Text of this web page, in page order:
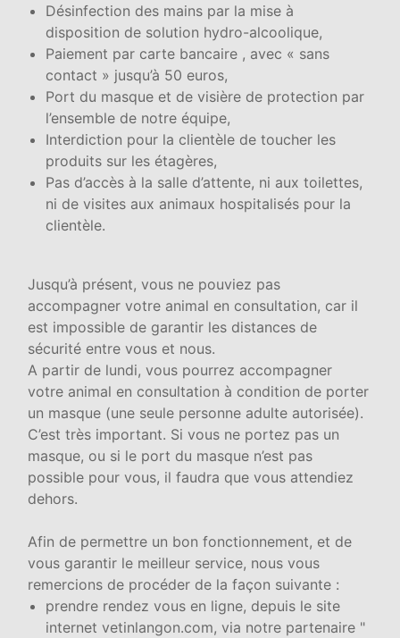
Désinfection des mains par la mise à
disposition de solution hydro-alcoolique,
Paiement par carte bancaire , avec « sans
contact » jusqu’à 50 euros,
Port du masque et de visière de protection par
l’ensemble de notre équipe,
Interdiction pour la clientèle de toucher les
produits sur les étagères,
Pas d’accès à la salle d’attente, ni aux toilettes,
ni de visites aux animaux hospitalisés pour la
clientèle.
Jusqu’à présent, vous ne pouviez pas
accompagner votre animal en consultation, car il
est impossible de garantir les distances de
sécurité entre vous et nous.
A partir de lundi, vous pourrez accompagner
votre animal en consultation à condition de porter
un masque (une seule personne adulte autorisée).
C’est très important. Si vous ne portez pas un
masque, ou si le port du masque n’est pas
possible pour vous, il faudra que vous attendiez
dehors.
Afin de permettre un bon fonctionnement, et de
vous garantir le meilleur service, nous vous
remercions de procéder de la façon suivante :
prendre rendez vous en ligne, depuis le site
internet vetinlangon.com, via notre partenaire "